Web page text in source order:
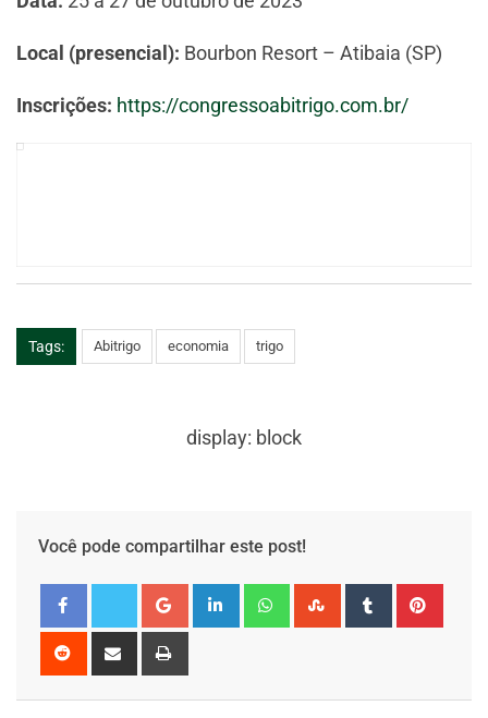
Local (presencial): Bourbon Resort – Atibaia (SP)
Inscrições: https://congressoabitrigo.com.br/
Tags: Abitrigo economia trigo
display: block
Você pode compartilhar este post!